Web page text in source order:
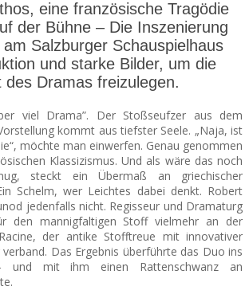
eine französische Tragödie
der Bühne – Die Inszenierung
am Salzburger Schauspielhaus
und starke Bilder, um die
des Dramas freizulegen.
viel Drama”. Der Stoßseufzer aus dem
kommt aus tiefster Seele. „Naja, ist
möchte man einwerfen. Genau genommen
Klassizismus. Und als wäre das noch
steckt ein Übermaß an griechischer
Schelm, wer Leichtes dabei denkt. Robert
jedenfalls nicht. Regisseur und Dramaturg
den mannigfaltigen Stoff vielmehr an der
der antike Stofftreue mit innovativer
verband. Das Ergebnis überführte das Duo ins
und mit ihm einen Rattenschwanz an